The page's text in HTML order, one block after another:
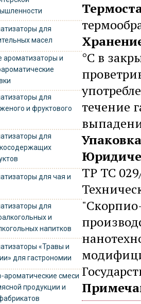
для
масел
ароматизаторы и
для
и фруктового
для
для чая и
для
и
напитков
«Травы и
для гастрономии
ароматические смеси
продукции и
°C в
течение
ТР ТС